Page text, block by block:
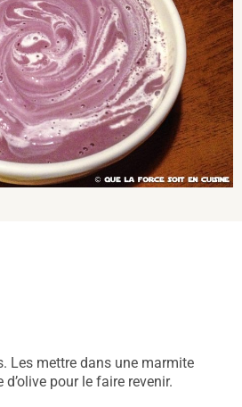
Les mettre dans une marmite
d’olive pour le faire revenir.